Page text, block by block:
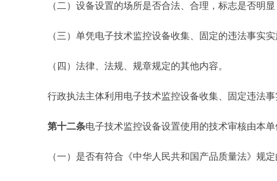
（二）设备设置的场所是否合法、合理，标志是否明显
（三）单凭电子技术监控设备收集、固定的违法事实实
（四）法律、法规、规章规定的其他内容。
行政执法主体利用电子技术监控设备收集、固定违法事
第十二条电子技术监控设备设置使用的技术审核由本
（一）是否有符合《中华人民共和国产品质量法》规定